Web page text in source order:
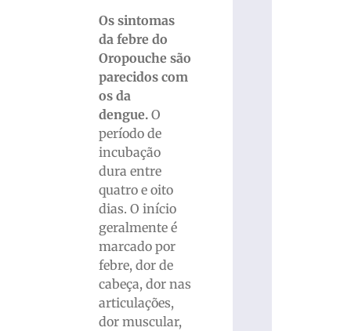
Os sintomas
da febre do
Oropouche são
parecidos com
os da
dengue.O
período de
incubação
dura entre
quatro e oito
dias. O início
geralmente é
marcado por
febre, dor de
cabeça, dor nas
articulações,
dor muscular,